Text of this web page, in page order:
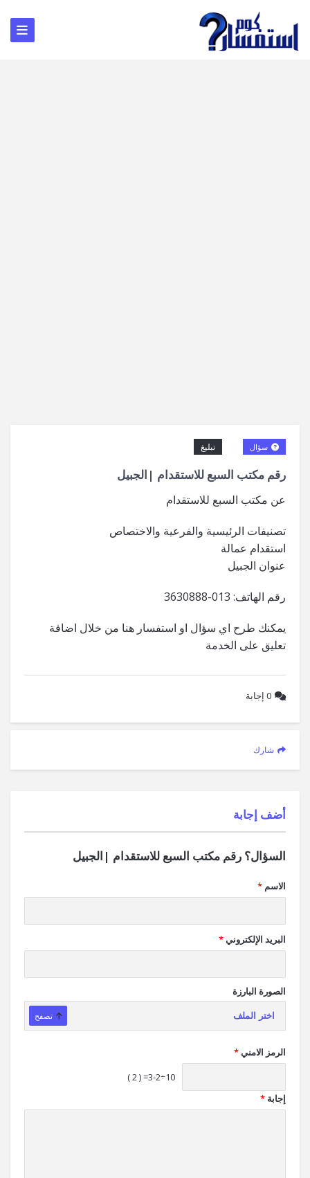
رقم مكتب السبع للاستقدام |الجبيل
تبليغ سؤال
عن مكتب السبع للاستقدام
تصنيفات الرئيسية والفرعية والاختصاص
استقدام عمالة
عنوان الجبيل
رقم الهاتف: 013-3630888
يمكنك طرح اي سؤال او استفسار هنا من خلال اضافة
تعليق على الخدمة
0 إجابة
شارك
‫أضف إجابة
السؤال؟ رقم مكتب السبع للاستقدام |الجبيل
الاسم *
البريد الإلكتروني*
الصورة البارزة
اختر الملف تصفح
الرمز الامني*
10÷3-2= ( 2 )
إجابة *